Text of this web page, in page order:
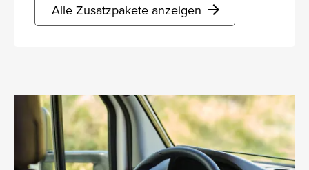
Alle Zusatzpakete anzeigen arrow_forward